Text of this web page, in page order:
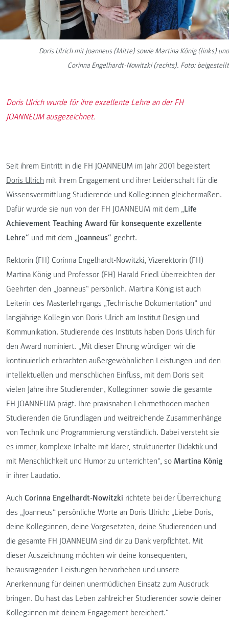
Doris Ulrich mit Joanneus (Mitte) sowie Martina König (links) und
Corinna Engelhardt-Nowitzki (rechts). Foto: beigestellt
Doris Ulrich wurde für ihre exzellente Lehre an der FH
JOANNEUM ausgezeichnet.
Seit ihrem Eintritt in die FH JOANNEUM im Jahr 2001 begeistert
Doris Ulrich mit ihrem Engagement und ihrer Leidenschaft für die
Wissensvermittlung Studierende und Kolleg:innen gleichermaßen.
Dafür wurde sie nun von der FH JOANNEUM mit dem „Life
Achievement Teaching Award für konsequente exzellente
Lehre“ und mit dem „Joanneus“ geehrt.
Rektorin (FH) Corinna Engelhardt-Nowitzki, Vizerektorin (FH)
Martina König und Professor (FH) Harald Friedl überreichten der
Geehrten den „Joanneus“ persönlich. Martina König ist auch
Leiterin des Masterlehrgangs „Technische Dokumentation“ und
langjährige Kollegin von Doris Ulrich am Institut Design und
Kommunikation. Studierende des Instituts haben Doris Ulrich für
den Award nominiert. „Mit dieser Ehrung würdigen wir die
kontinuierlich erbrachten außergewöhnlichen Leistungen und den
intellektuellen und menschlichen Einfluss, mit dem Doris seit
vielen Jahre ihre Studierenden, Kolleg:innen sowie die gesamte
FH JOANNEUM prägt. Ihre praxisnahen Lehrmethoden machen
Studierenden die Grundlagen und weitreichende Zusammenhänge
von Technik und Programmierung verständlich. Dabei versteht sie
es immer, komplexe Inhalte mit klarer, strukturierter Didaktik und
mit Menschlichkeit und Humor zu unterrichten“, so Martina König
in ihrer Laudatio.
Auch Corinna Engelhardt-Nowitzki richtete bei der Überreichung
des „Joanneus“ persönliche Worte an Doris Ulrich: „Liebe Doris,
deine Kolleg:innen, deine Vorgesetzten, deine Studierenden und
die gesamte FH JOANNEUM sind dir zu Dank verpflichtet. Mit
dieser Auszeichnung möchten wir deine konsequenten,
herausragenden Leistungen hervorheben und unsere
Anerkennung für deinen unermüdlichen Einsatz zum Ausdruck
bringen. Du hast das Leben zahlreicher Studierender sowie deiner
Kolleg:innen mit deinem Engagement bereichert.“